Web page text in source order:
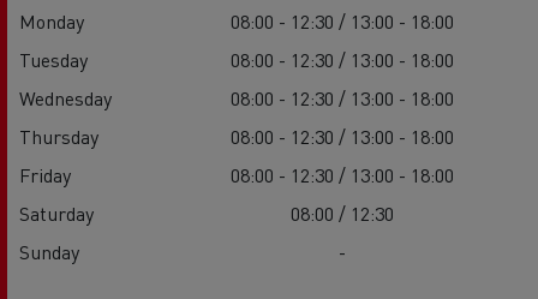
Monday
08:00 - 12:30 / 13:00 - 18:00
Tuesday
08:00 - 12:30 / 13:00 - 18:00
Wednesday
08:00 - 12:30 / 13:00 - 18:00
Thursday
08:00 - 12:30 / 13:00 - 18:00
Friday
08:00 - 12:30 / 13:00 - 18:00
Saturday
08:00 / 12:30
Sunday
-